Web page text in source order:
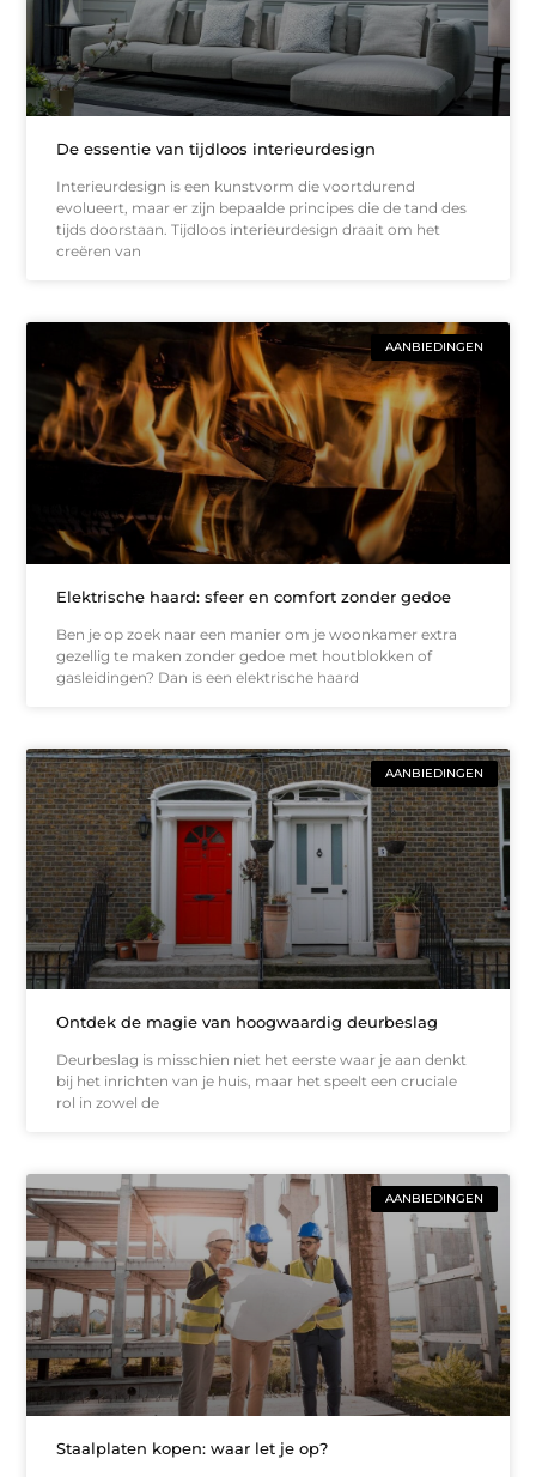
De essentie van tijdloos interieurdesign
Interieurdesign is een kunstvorm die voortdurend
evolueert, maar er zijn bepaalde principes die de tand des
tijds doorstaan. Tijdloos interieurdesign draait om het
creëren van
AANBIEDINGEN
Elektrische haard: sfeer en comfort zonder gedoe
Ben je op zoek naar een manier om je woonkamer extra
gezellig te maken zonder gedoe met houtblokken of
gasleidingen? Dan is een elektrische haard
AANBIEDINGEN
Ontdek de magie van hoogwaardig deurbeslag
Deurbeslag is misschien niet het eerste waar je aan denkt
bij het inrichten van je huis, maar het speelt een cruciale
rol in zowel de
AANBIEDINGEN
Staalplaten kopen: waar let je op?